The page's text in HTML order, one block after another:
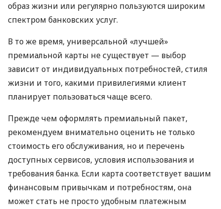
образ жизни или регулярно пользуются широким
спектром банковских услуг.
В то же время, универсальной «лучшей»
премиальной карты не существует — выбор
зависит от индивидуальных потребностей, стиля
жизни и того, какими привилегиями клиент
планирует пользоваться чаще всего.
Прежде чем оформлять премиальный пакет,
рекомендуем внимательно оценить не только
стоимость его обслуживания, но и перечень
доступных сервисов, условия использования и
требования банка. Если карта соответствует вашим
финансовым привычкам и потребностям, она
может стать не просто удобным платежным